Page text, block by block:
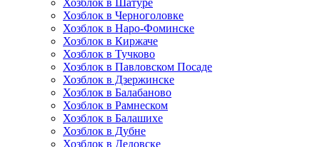
Хозблок в Шатуре
Хозблок в Черноголовке
Хозблок в Наро-Фоминске
Хозблок в Киржаче
Хозблок в Тучково
Хозблок в Павловском Посаде
Хозблок в Дзержинске
Хозблок в Балабаново
Хозблок в Рамнеском
Хозблок в Балашихе
Хозблок в Дубне
Хозблок в Дедовске